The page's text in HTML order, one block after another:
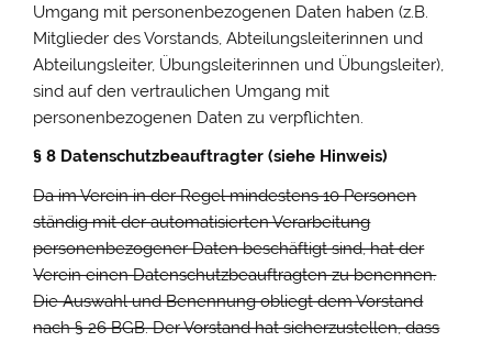
Umgang mit personenbezogenen Daten haben (z.B.
Mitglieder des Vorstands, Abteilungsleiterinnen und
Abteilungsleiter, Übungsleiterinnen und Übungsleiter),
sind auf den vertraulichen Umgang mit
personenbezogenen Daten zu verpflichten.
§ 8 Datenschutzbeauftragter (siehe Hinweis)
Da im Verein in der Regel mindestens 10 Personen
ständig mit der automatisierten Verarbeitung
personenbezogener Daten beschäftigt sind, hat der
Verein einen Datenschutzbeauftragten zu benennen.
Die Auswahl und Benennung obliegt dem Vorstand
nach § 26 BGB. Der Vorstand hat sicherzustellen, dass